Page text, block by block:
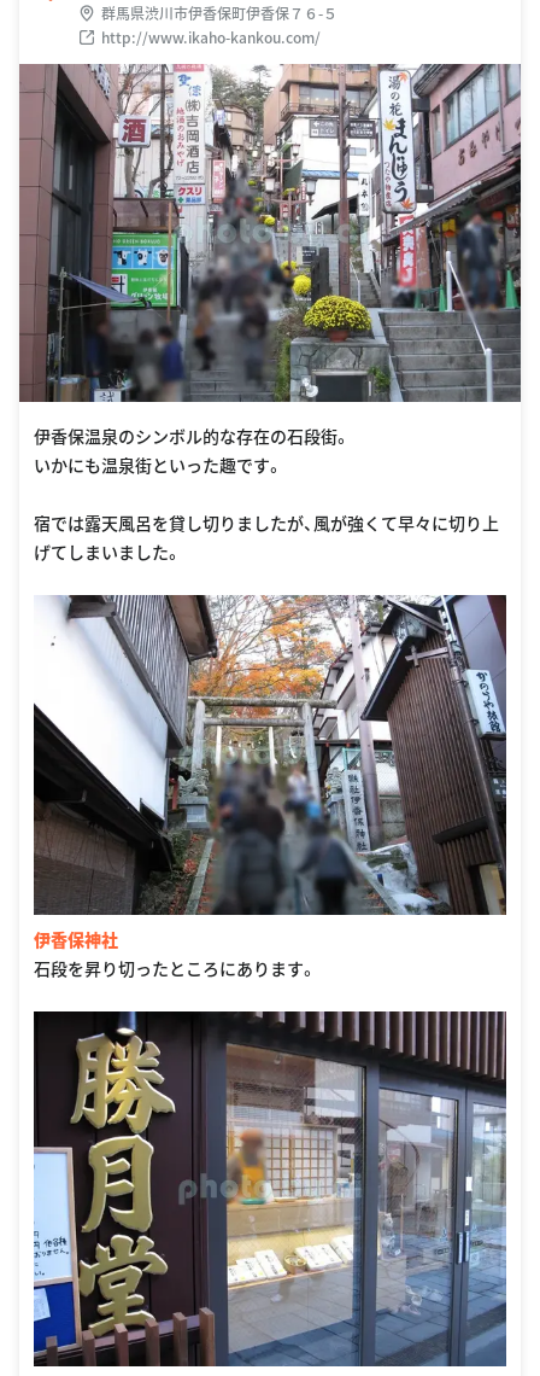
群馬県渋川市伊香保町伊香保７６-５
http://www.ikaho-kankou.com/
伊香保温泉のシンボル的な存在の石段街。
いかにも温泉街といった趣です。
宿では露天風呂を貸し切りましたが、風が強くて早々に切り上
げてしまいました。
伊香保神社
石段を昇り切ったところにあります。